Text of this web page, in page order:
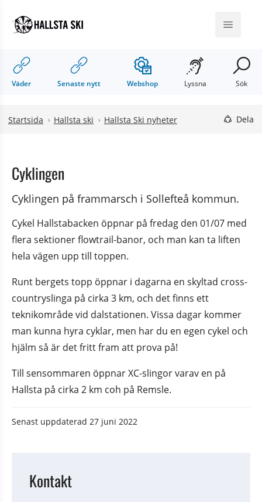
Väder Senaste nytt Webshop Lyssna Sök
Startsida Hallsta ski Hallsta Ski nyheter Dela
Cyklingen
Cyklingen på frammarsch i Sollefteå kommun.
Cykel Hallstabacken öppnar på fredag den 01/07 med
flera sektioner flowtrail-banor, och man kan ta liften
hela vägen upp till toppen.
Runt bergets topp öppnar i dagarna en skyltad cross-
countryslinga på cirka 3 km, och det finns ett
teknikområde vid dalstationen. Vissa dagar kommer
man kunna hyra cyklar, men har du en egen cykel och
hjälm så är det fritt fram att prova på!
Till sensommaren öppnar XC-slingor varav en på
Hallsta på cirka 2 km coh på Remsle.
Senast uppdaterad 27 juni 2022
Kontakt